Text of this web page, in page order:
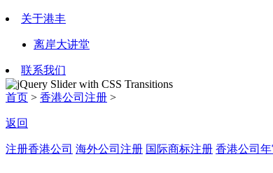
关于港丰
离岸大讲堂
联系我们
首页 > 香港公司注册 >
返回
注册香港公司 海外公司注册 国际商标注册 香港公司年